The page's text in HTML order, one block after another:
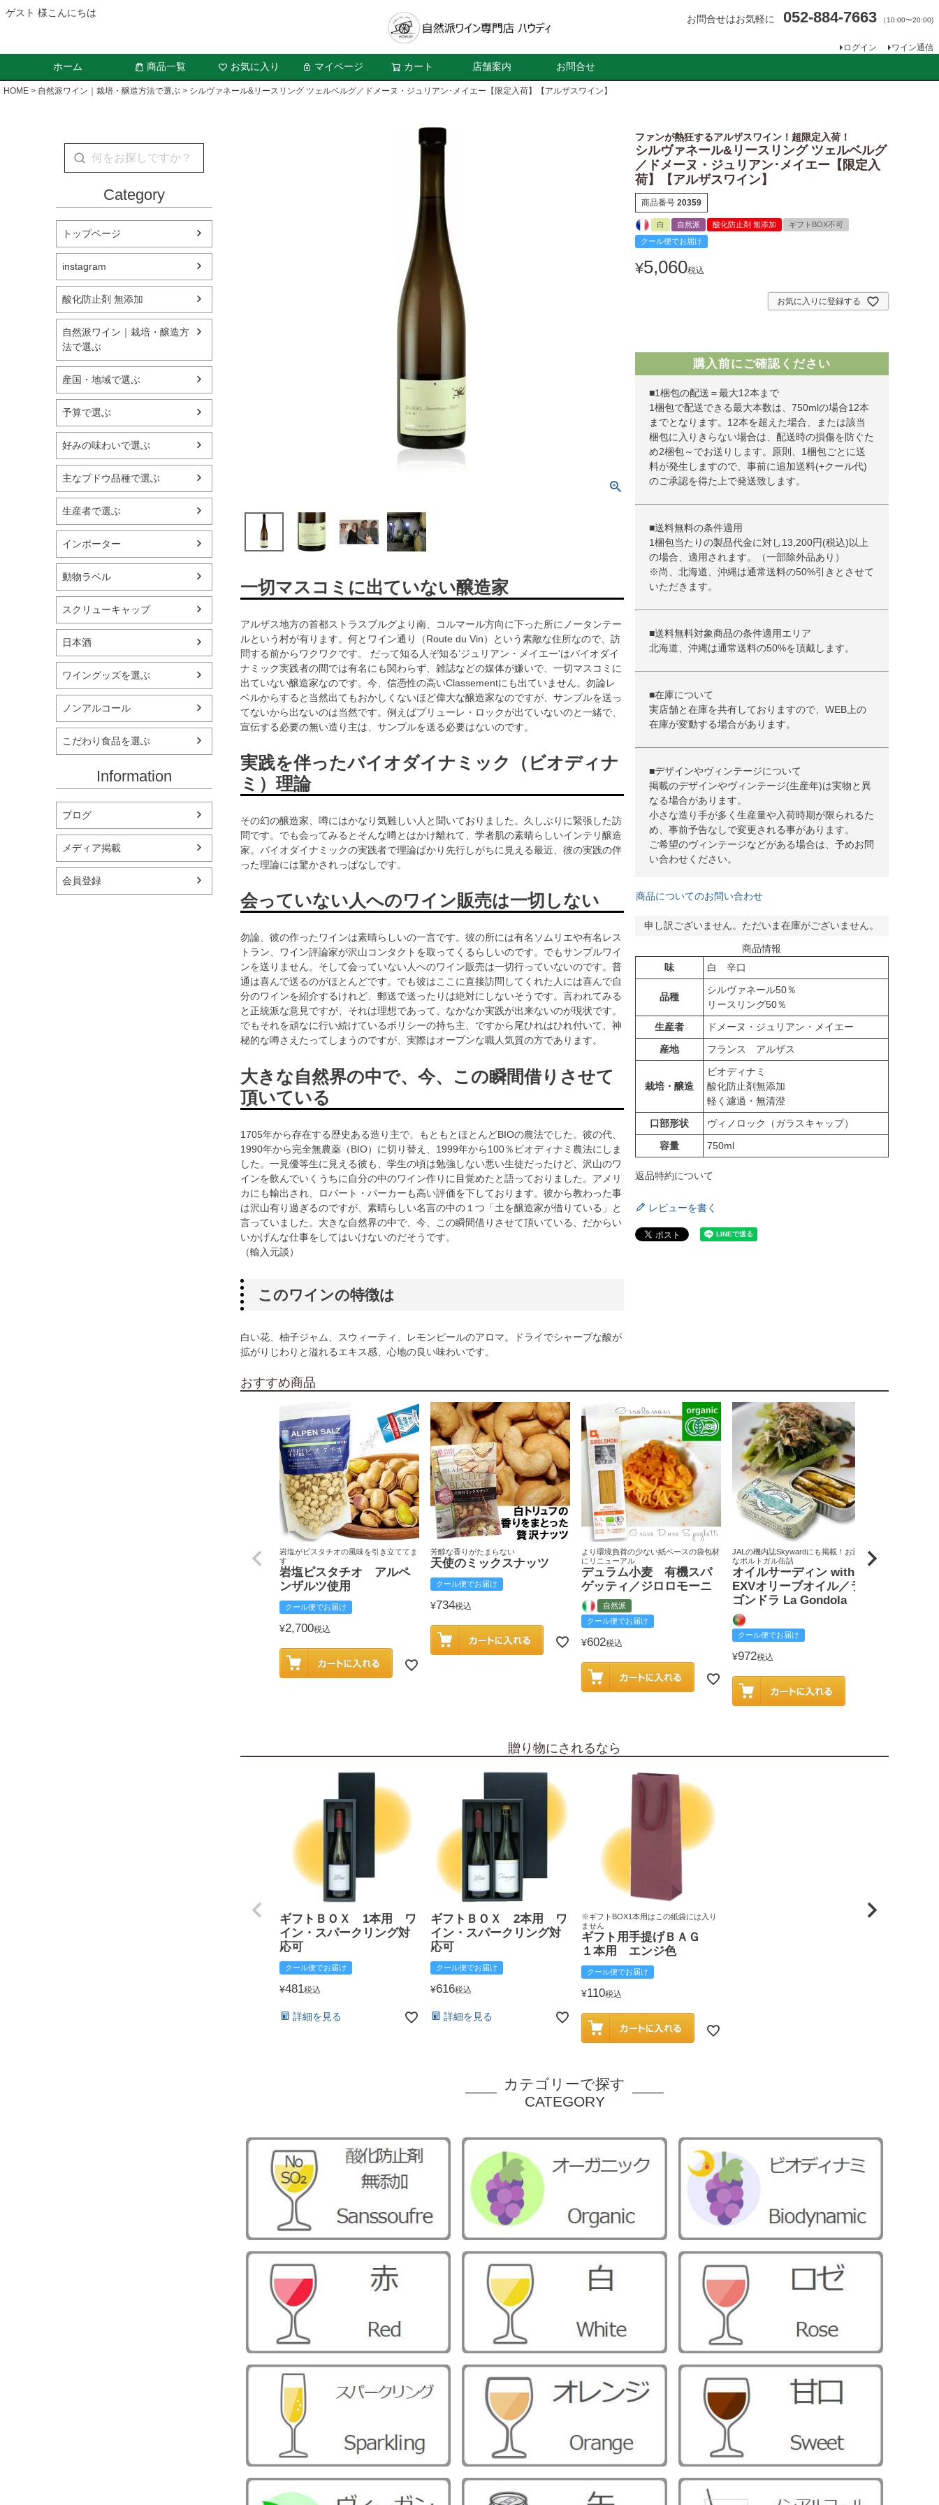
ゲスト 様こんにちは
お問合せはお気軽に 052-884-7663 （10:00〜20:00)
ログイン ワイン通信
ホーム 商品一覧 お気に入り マイページ カート 店舗案内 お問合せ
HOME 自然派ワイン｜栽培・醸造方法で選ぶ シルヴァネール&リースリング ツェルベルグ／ドメーヌ・ジュリアン･メイエー【限定入荷】【アルザスワイン】
Category
トップページ
instagram
酸化防止剤 無添加
自然派ワイン｜栽培・醸造方
法で選ぶ
産国・地域で選ぶ
予算で選ぶ
好みの味わいで選ぶ
主なブドウ品種で選ぶ
生産者で選ぶ
インポーター
動物ラベル
スクリューキャップ
日本酒
ワイングッズを選ぶ
ノンアルコール
こだわり食品を選ぶ
Information
ブログ
メディア掲載
会員登録
一切マスコミに出ていない醸造家
アルザス地方の首都ストラスブルグより南、コルマール方向に下った所にノータンテー
ルという村が有ります。何とワイン通り（Route du Vin）という素敵な住所なので、訪
問する前からワクワクです。 だって知る人ぞ知る‘ジュリアン・メイエー’はバイオダイ
ナミック実践者の間では有名にも関わらず、雑誌などの媒体が嫌いで、一切マスコミに
出ていない醸造家なのです。今、信憑性の高いClassementにも出ていません。勿論レ
ベルからすると当然出てもおかしくないほど偉大な醸造家なのですが、サンプルを送っ
てないから出ないのは当然です。例えばプリューレ・ロックが出ていないのと一緒で、
宣伝する必要の無い造り主は、サンプルを送る必要はないのです。
実践を伴ったバイオダイナミック（ビオディナ
ミ）理論
その幻の醸造家、噂にはかなり気難しい人と聞いておりました。久しぶりに緊張した訪
問です。でも会ってみるとそんな噂とはかけ離れて、学者肌の素晴らしいインテリ醸造
家。バイオダイナミックの実践者で理論ばかり先行しがちに見える最近、彼の実践の伴
った理論には驚かされっぱなしです。
会っていない人へのワイン販売は一切しない
勿論、彼の作ったワインは素晴らしいの一言です。彼の所には有名ソムリエや有名レス
トラン、ワイン評論家が沢山コンタクトを取ってくるらしいのです。でもサンプルワイ
ンを送りません。そして会っていない人へのワイン販売は一切行っていないのです。普
通は喜んで送るのがほとんどです。でも彼はここに直接訪問してくれた人には喜んで自
分のワインを紹介するけれど、郵送で送ったりは絶対にしないそうです。言われてみる
と正統派な意見ですが、それは理想であって、なかなか実践が出来ないのが現状です。
でもそれを頑なに行い続けているポリシーの持ち主、ですから尾ひれはひれ付いて、神
秘的な噂さえたってしまうのですが、実際はオープンな職人気質の方であります。
大きな自然界の中で、今、この瞬間借りさせて
頂いている
1705年から存在する歴史ある造り主で、もともとほとんどBIOの農法でした。彼の代、
1990年から完全無農薬（BIO）に切り替え、1999年から100％ビオディナミ農法にしま
した。一見優等生に見える彼も、学生の頃は勉強しない悪い生徒だったけど、沢山のワ
インを飲んでいくうちに自分の中のワイン作りに目覚めたと語っておりました。アメリ
カにも輸出され、ロバート・パーカーも高い評価を下しております。彼から教わった事
は沢山有り過ぎるのですが、素晴らしい名言の中の１つ「土を醸造家が借りている」と
言っていました。大きな自然界の中で、今、この瞬間借りさせて頂いている、だからい
いかげんな仕事をしてはいけないのだそうです。
（輸入元談）
このワインの特徴は
白い花、柚子ジャム、スウィーティ、レモンピールのアロマ。ドライでシャープな酸が
拡がりじわりと溢れるエキス感、心地の良い味わいです。
ファンが熱狂するアルザスワイン！超限定入荷！
シルヴァネール&リースリング ツェルベルグ
／ドメーヌ・ジュリアン･メイエー【限定入
荷】【アルザスワイン】
商品番号 20359
白 自然派 酸化防止剤 無添加
ギフトBOX不可
クール便でお届け
¥5,060税込
お気に入りに登録する
購入前にご確認ください
■1梱包の配送＝最大12本まで
1梱包で配送できる最大本数は、750mlの場合12本
までとなります。12本を超えた場合、または該当
梱包に入りきらない場合は、配送時の損傷を防ぐた
め2梱包～でお送りします。原則、1梱包ごとに送
料が発生しますので、事前に追加送料(+クール代)
のご承認を得た上で発送致します。
■送料無料の条件適用
1梱包当たりの製品代金に対し13,200円(税込)以上
の場合、適用されます。（一部除外品あり）
※尚、北海道、沖縄は通常送料の50%引きとさせて
いただきます。
■送料無料対象商品の条件適用エリア
北海道、沖縄は通常送料の50%を頂戴します。
■在庫について
実店舗と在庫を共有しておりますので、WEB上の
在庫が変動する場合があります。
■デザインやヴィンテージについて
掲載のデザインやヴィンテージ(生産年)は実物と異
なる場合があります。
小さな造り手が多く生産量や入荷時期が限られるた
め、事前予告なしで変更される事があります。
ご希望のヴィンテージなどがある場合は、予めお問
い合わせください。
商品についてのお問い合わせ
申し訳ございません。ただいま在庫がございません。
商品情報
味
白 辛口
品種
シルヴァネール50％
リースリング50％
生産者
ドメーヌ・ジュリアン・メイエー
産地
フランス アルザス
栽培・醸造
ビオディナミ
酸化防止剤無添加
軽く濾過・無清澄
口部形状
ヴィノロック（ガラスキャップ）
容量
750ml
返品特約について
レビューを書く
おすすめ商品
岩塩がピスタチオの風味を引き立ててま
す
岩塩ピスタチオ アルペ
ンザルツ使用
クール便でお届け
¥2,700税込
芳醇な香りがたまらない
天使のミックスナッツ
クール便でお届け
¥734税込
より環境負荷の少ない紙ベースの袋包材
にリニューアル
デュラム小麦 有機スパ
ゲッティ／ジロロモーニ
自然派
クール便でお届け
¥602税込
JALの機内誌Skywardにも掲載！お洒落
なポルトガル缶詰
オイルサーディン with
EXVオリーブオイル／ラ
ゴンドラ La Gondola
クール便でお届け
¥972税込
贈り物にされるなら
ギフトＢＯＸ 1本用 ワ
イン・スパークリング対
応可
クール便でお届け
¥481税込
詳細を見る
ギフトＢＯＸ 2本用 ワ
イン・スパークリング対
応可
クール便でお届け
¥616税込
詳細を見る
※ギフトBOX1本用はこの紙袋には入り
ません
ギフト用手提げＢＡＧ
１本用 エンジ色
クール便でお届け
¥110税込
カテゴリーで探す
CATEGORY